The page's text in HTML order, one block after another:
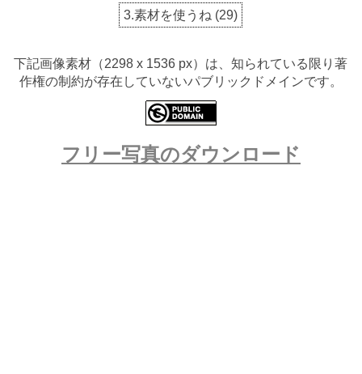
3.素材を使うね (29)
下記画像素材（2298 x 1536 px）は、知られている限り著
作権の制約が存在していないパブリックドメインです。
フリー写真のダウンロード